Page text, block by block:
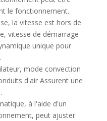
le fonctionnement.
la vitesse est hors de
vitesse de démarrage
unique pour
mode convection
d'air Assurent une
à l'aide d'un
peut ajuster